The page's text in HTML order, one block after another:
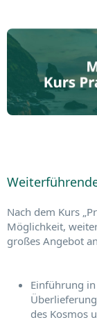
Nach dem Kurs
Möglichkeit,
großes Angebot
Einführung
des Kosmos